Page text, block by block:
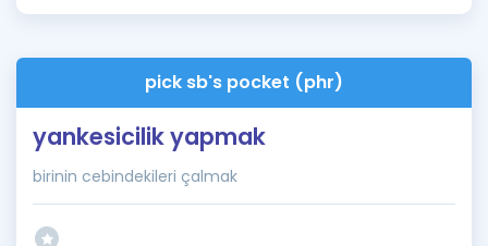
İngilizce Gramerpick sb's pocket (phr)
yankesicilik yapmak
birinin cebindekileri çalmak